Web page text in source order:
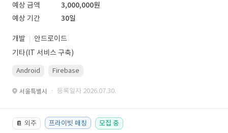
예상 금액
3,000,000원
예상 기간
30일
개발
안드로이드
기타(IT 서비스 구축)
Android Firebase
서울특별시 · 등록일자 2026.07.30.
📔 외주 프라이빗 매칭 모집 중